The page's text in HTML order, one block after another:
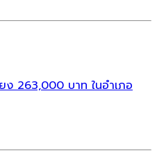
ง 263,000 บาท ในอำเภอ